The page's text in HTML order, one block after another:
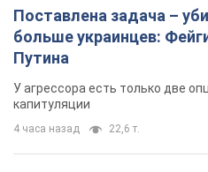
Поставлена задача –
больше украинцев:
Путина
У агрессора есть только две
капитуляции
4 часа назад 22,6 т.